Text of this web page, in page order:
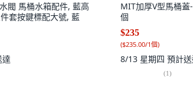
閥 馬桶水箱配件, 藍高
套按鍵標配大號, 藍
達
MIT加厚V型馬桶蓋
個
$235
($235.00/1個)
8/13 星期四 預計
(1)